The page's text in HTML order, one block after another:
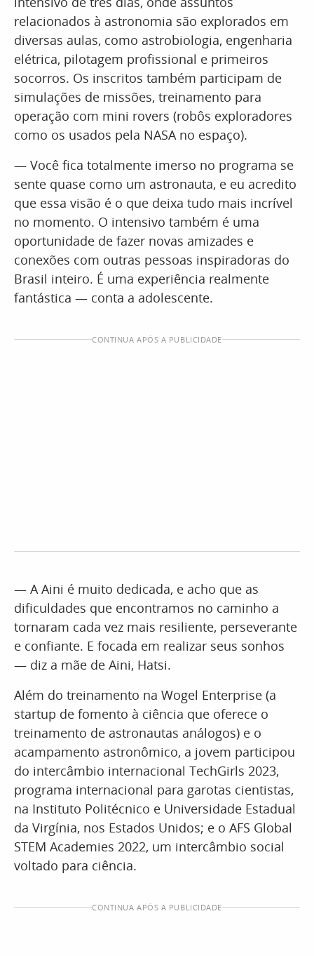
relacionados à astronomia são explorados em
diversas aulas, como astrobiologia, engenharia
elétrica, pilotagem profissional e primeiros
socorros. Os inscritos também participam de
simulações de missões, treinamento para
operação com mini rovers (robôs exploradores
como os usados pela NASA no espaço).
— Você fica totalmente imerso no programa se
sente quase como um astronauta, e eu acredito
que essa visão é o que deixa tudo mais incrível
no momento. O intensivo também é uma
oportunidade de fazer novas amizades e
conexões com outras pessoas inspiradoras do
Brasil inteiro. É uma experiência realmente
fantástica — conta a adolescente.
CONTINUA APÓS A PUBLICIDADE
— A Aini é muito dedicada, e acho que as
dificuldades que encontramos no caminho a
tornaram cada vez mais resiliente, perseverante
e confiante. E focada em realizar seus sonhos
— diz a mãe de Aini, Hatsi.
Além do treinamento na Wogel Enterprise (a
startup de fomento à ciência que oferece o
treinamento de astronautas análogos) e o
acampamento astronômico, a jovem participou
do intercâmbio internacional TechGirls 2023,
programa internacional para garotas cientistas,
na Instituto Politécnico e Universidade Estadual
da Virgínia, nos Estados Unidos; e o AFS Global
STEM Academies 2022, um intercâmbio social
voltado para ciência.
CONTINUA APÓS A PUBLICIDADE